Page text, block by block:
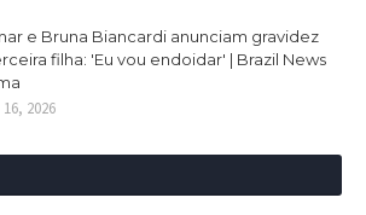
e Bruna Biancardi anunciam gravidez
filha: 'Eu vou endoidar' | Brazil News
2026